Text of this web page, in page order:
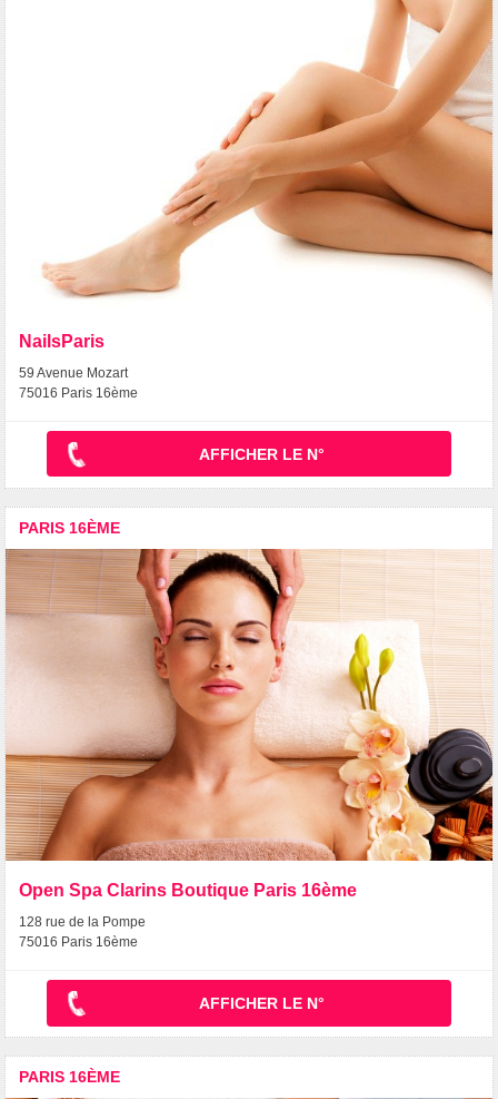
NailsParis
59 Avenue Mozart
75016 Paris 16ème
AFFICHER LE N°
PARIS 16ÈME
Open Spa Clarins Boutique Paris 16ème
128 rue de la Pompe
75016 Paris 16ème
AFFICHER LE N°
PARIS 16ÈME